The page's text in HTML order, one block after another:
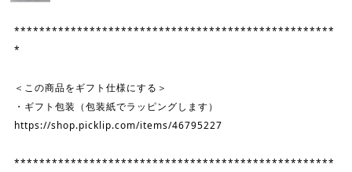
***************************************************
*
＜この商品をギフト仕様にする＞
・ギフト包装（包装紙でラッピングします）
https://shop.picklip.com/items/46795227
***************************************************